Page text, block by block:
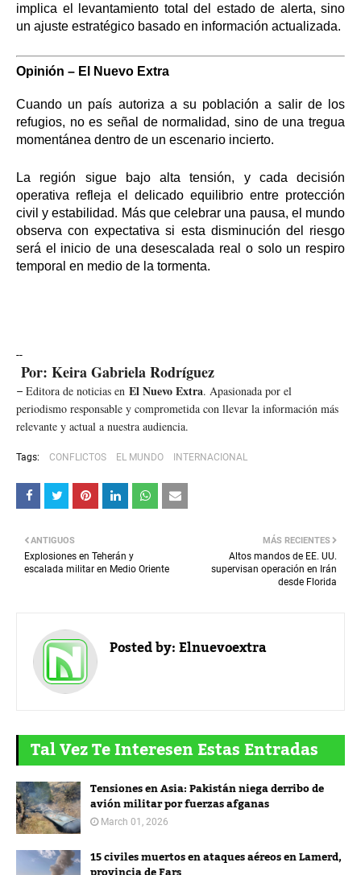
implica el levantamiento total del estado de alerta, sino
un ajuste estratégico basado en información actualizada.
Opinión – El Nuevo Extra
Cuando un país autoriza a su población a salir de los
refugios, no es señal de normalidad, sino de una tregua
momentánea dentro de un escenario incierto.
La región sigue bajo alta tensión, y cada decisión
operativa refleja el delicado equilibrio entre protección
civil y estabilidad. Más que celebrar una pausa, el mundo
observa con expectativa si esta disminución del riesgo
será el inicio de una desescalada real o solo un respiro
temporal en medio de la tormenta.
--
Por: Keira Gabriela Rodríguez
– Editora de noticias en El Nuevo Extra. Apasionada por el
periodismo responsable y comprometida con llevar la información más
relevante y actual a nuestra audiencia.
Tags: CONFLICTOS EL MUNDO INTERNACIONAL
MÁS RECIENTES
Altos mandos de EE. UU.
supervisan operación en Irán
desde Florida
ANTIGUOS
Explosiones en Teherán y
escalada militar en Medio Oriente
Posted by:Elnuevoextra
Tal Vez Te Interesen Estas Entradas
Tensiones en Asia: Pakistán niega derribo de
avión militar por fuerzas afganas
March 01, 2026
15 civiles muertos en ataques aéreos en Lamerd,